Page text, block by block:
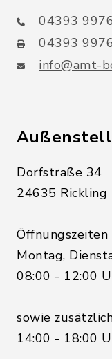
04393
04393
info@amt-
Dorfstraße 34
24635 Rickling
Öffnungszeiten
Montag,
08:00 - 12:00
sowie
14:00 - 18:00